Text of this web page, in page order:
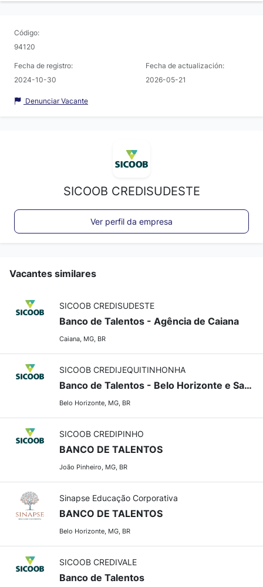
Código:
94120
Fecha de registro:
2024-10-30
Fecha de actualización:
2026-05-21
Denunciar Vacante
SICOOB CREDISUDESTE
Ver perfil da empresa
Vacantes similares
SICOOB CREDISUDESTE
Banco de Talentos - Agência de Caiana
Caiana, MG, BR
SICOOB CREDIJEQUITINHONHA
Banco de Talentos - Belo Horizonte e Santa Luzia
Belo Horizonte, MG, BR
SICOOB CREDIPINHO
BANCO DE TALENTOS
João Pinheiro, MG, BR
Sinapse Educação Corporativa
BANCO DE TALENTOS
Belo Horizonte, MG, BR
SICOOB CREDIVALE
Banco de Talentos